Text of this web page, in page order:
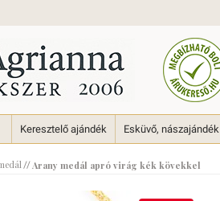
Keresztelő ajándék Esküvő, nászajándék
//Arany medál apró virág kék kövekkel